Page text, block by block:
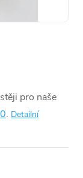
pro naše
. Detailní